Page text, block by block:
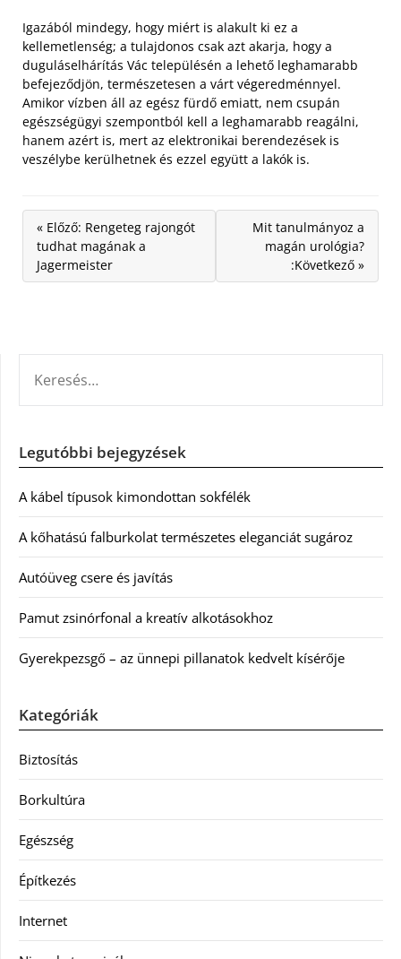
Igazából mindegy, hogy miért is alakult ki ez a
kellemetlenség; a tulajdonos csak azt akarja, hogy a
duguláselhárítás Vác településén a lehető leghamarabb
befejeződjön, természetesen a várt végeredménnyel.
Amikor vízben áll az egész fürdő emiatt, nem csupán
egészségügyi szempontból kell a leghamarabb reagálni,
hanem azért is, mert az elektronikai berendezések is
veszélybe kerülhetnek és ezzel együtt a lakók is.
« Előző: Rengeteg rajongót
tudhat magának a
Jagermeister
Mit tanulmányoz a
magán urológia?
:Következő »
Legutóbbi bejegyzések
A kábel típusok kimondottan sokfélék
A kőhatású falburkolat természetes eleganciát sugároz
Autóüveg csere és javítás
Pamut zsinórfonal a kreatív alkotásokhoz
Gyerekpezsgő – az ünnepi pillanatok kedvelt kísérője
Kategóriák
Biztosítás
Borkultúra
Egészség
Építkezés
Internet